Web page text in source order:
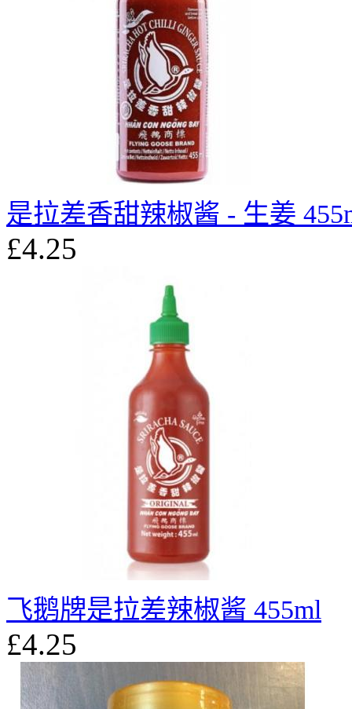
是拉差香甜辣椒酱 - 生姜
£4.25
飞鹅牌是拉差辣椒酱 455ml
£4.25